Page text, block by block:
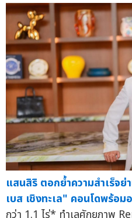
แสนสิริ ตอกย้ำความสำเร็จย่
เบส เชิงทะเล" คอนโดพร้อ
กว่า 1.1 ไร่* ทำเลศักยภาพ